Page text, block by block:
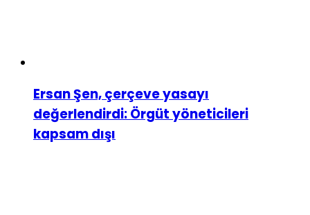
Ersan Şen, çerçeve yasayı
değerlendirdi: Örgüt yöneticileri
kapsam dışı